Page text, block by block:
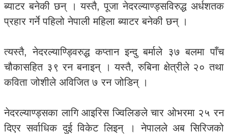
ब्याटर बनेकी छन् । यस्तै, पूजा नेदरल्याण्ड्सविरुद्ध अर्धशतक
प्रहार गर्ने पहिलो नेपाली महिला ब्याटर बनेकी छन् ।
त्यस्तै, नेदरल्याण्ड्विरुद्ध कप्तान इन्दु बर्माले ३७ बलमा पाँच
चौकासहित ३९ रन बनाइन् । यस्तै, रुबिना क्षेत्रीले २० तथा
कविता जोशीले अविजित ७ रन जोडिन् ।
नेदरल्याण्ड्सका लागि आइरिस ज्विलिङले चार ओभरमा २५ रन
दिएर सर्वाधिक दुई विकेट लिइन् । नेपालले अब सिरिजको